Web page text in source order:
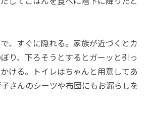
、すぐに隠れる。家族が近づくとカ
り、下ろそうとするとガーッと引っ
ける。トイレはちゃんと用意してあ
さんのシーツや布団にもお漏らしを